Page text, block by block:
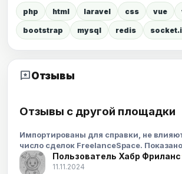
php html laravel css vue
bootstrap mysql redis
reviewsОтзывы
Отзывы с другой площадки
Импортированы для справки, не
число сделок FreelanceSpace.
Пользователь Хабр Фриланс
11.11.2024